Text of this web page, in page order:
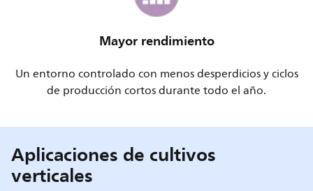
Mayor rendimiento
Un entorno controlado con menos desperdicios y ciclos
de producción cortos durante todo el año.
Aplicaciones de cultivos
verticales